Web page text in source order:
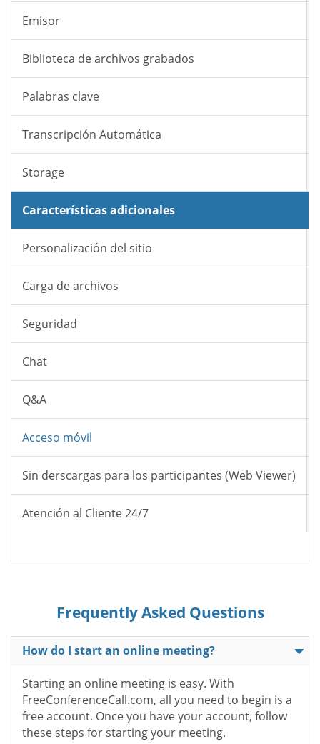
Emisor
Biblioteca de archivos grabados
Palabras clave
Transcripción Automática
Storage
Características adicionales
Personalización del sitio
Carga de archivos
Seguridad
Chat
Q&A
Acceso móvil
Sin derscargas para los participantes (Web Viewer)
Atención al Cliente 24/7
Frequently Asked Questions
How do I start an online meeting?
Starting an online meeting is easy. With
FreeConferenceCall.com, all you need to begin is a
free account. Once you have your account, follow
these steps for starting your meeting.